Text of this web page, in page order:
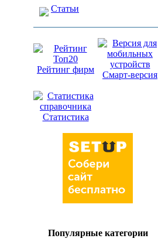
Статьи
Рейтинг фирм
Смарт-версия
Статистика
Популярные категории